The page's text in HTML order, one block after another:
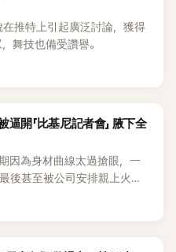
推特上引起廣泛討論，獲得
舞技也備受讚譽。
開「比基尼記者會」 腋下全
因為身材曲線太過搶眼，一
最後甚至被公司安排親上火
澄清。這場記者會後來還被
我的經紀人太難搞－秘書